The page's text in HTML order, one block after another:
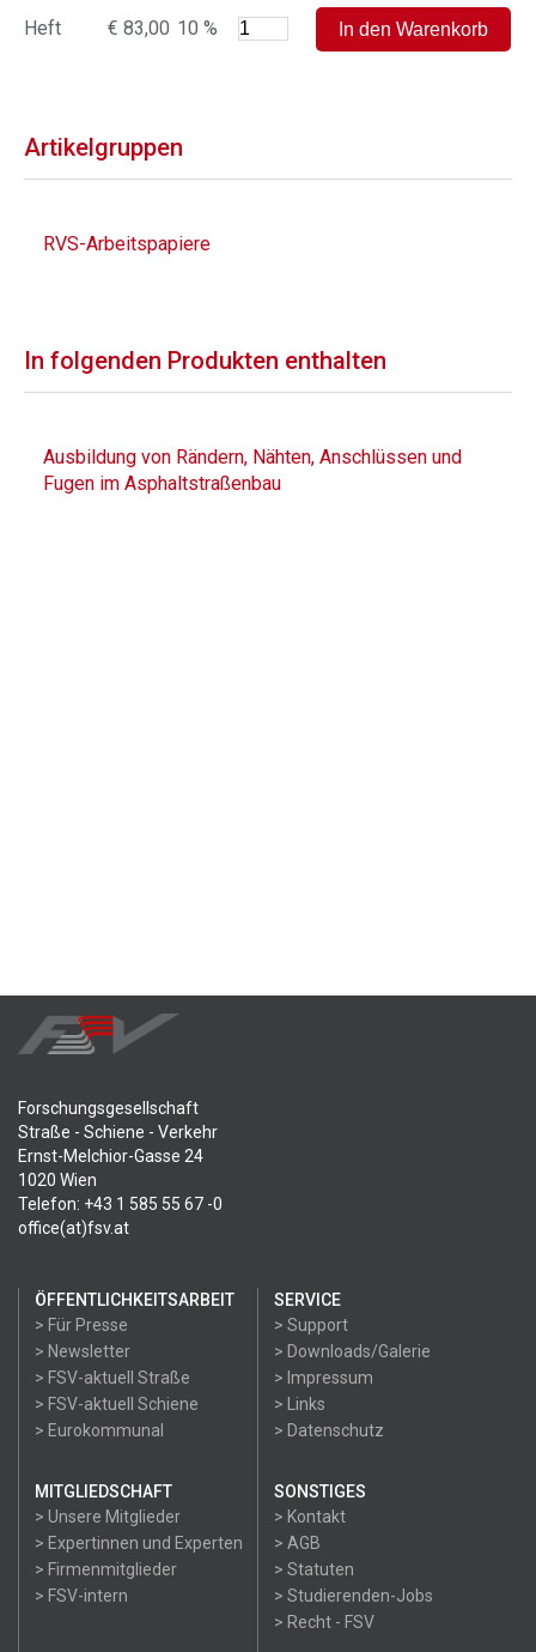
Heft € 83,00 10 %
Artikelgruppen
RVS-Arbeitspapiere
In folgenden Produkten enthalten
Ausbildung von Rändern, Nähten, Anschlüssen und
Fugen im Asphaltstraßenbau
Forschungsgesellschaft
Straße - Schiene - Verkehr
Ernst-Melchior-Gasse 24
1020 Wien
Telefon: +43 1 585 55 67 -0
office(at)fsv.at
ÖFFENTLICHKEITSARBEIT
> Für Presse
> Newsletter
> FSV-aktuell Straße
> FSV-aktuell Schiene
> Eurokommunal
SERVICE
> Support
> Downloads/Galerie
> Impressum
> Links
> Datenschutz
MITGLIEDSCHAFT
> Unsere Mitglieder
> Expertinnen und Experten
> Firmenmitglieder
> FSV-intern
SONSTIGES
> Kontakt
> AGB
> Statuten
> Studierenden-Jobs
> Recht - FSV